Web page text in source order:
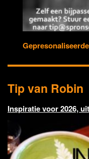
Tip van Robin
Inspiratie voor 2026,